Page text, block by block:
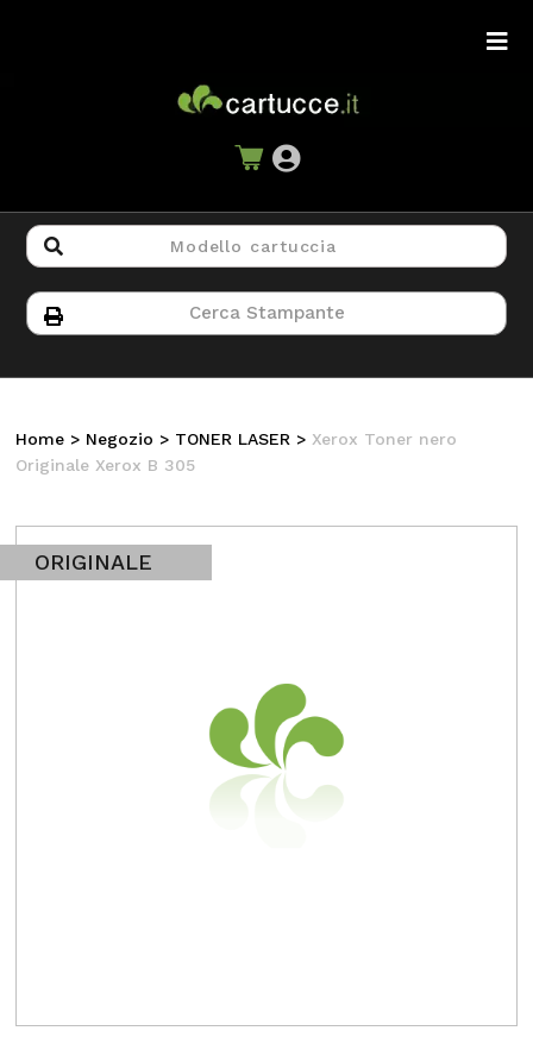
Home > Negozio > TONER LASER > Xerox Toner nero
Originale Xerox B 305
ORIGINALE